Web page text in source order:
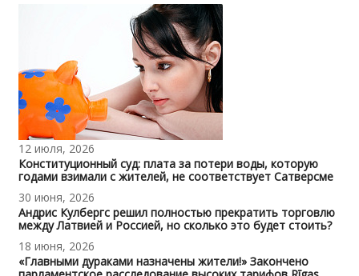
12 июля, 2026
Конституционный суд: плата за потери воды, которую
годами взимали с жителей, не соответствует Сатверсме
30 июня, 2026
Андрис Кулбергс решил полностью прекратить торговлю
между Латвией и Россией, но сколько это будет стоить?
18 июня, 2026
«Главными дураками назначены жители!» Закончено